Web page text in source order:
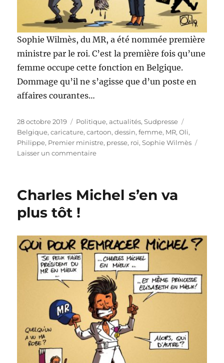
Sophie Wilmès, du MR, a été nommée première
ministre par le roi. C’est la première fois qu’une
femme occupe cette fonction en Belgique.
Dommage qu’il ne s’agisse que d’un poste en
affaires courantes…
Publié
le
28 octobre 2019 Catégories
Politique, actualités,Sudpresse
Belgique,caricature,cartoon,dessin,femme, MR,Oli,
Philippe, Premier ministre, presse, roi,Sophie Wilmès
Laisser un commentairesur
ministre
Charles Michel s’en va
plus tôt !